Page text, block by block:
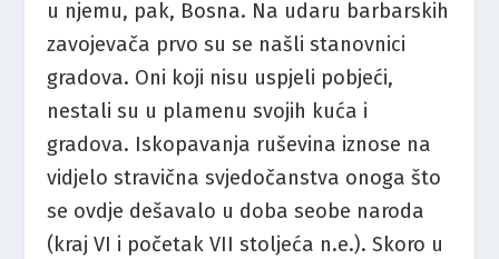
u njemu, pak, Bosna. Na udaru barbarskih
zavojevača prvo su se našli stanovnici
gradova. Oni koji nisu uspjeli pobjeći,
nestali su u plamenu svojih kuća i
gradova. Iskopavanja ruševina iznose na
vidjelo stravična svjedočanstva onoga što
se ovdje dešavalo u doba seobe naroda
(kraj VI i početak VII stoljeća n.e.). Skoro u